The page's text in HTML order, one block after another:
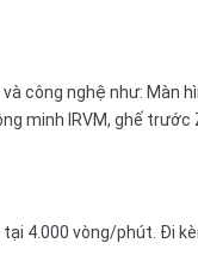
công nghệ như: Màn
minh IRVM, ghế trước
4.000 vòng/phút. Đi